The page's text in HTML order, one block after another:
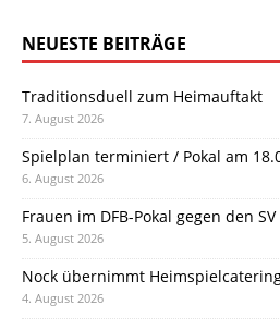
NEUESTE BEITRÄGE
Traditionsduell zum Heimauftakt
7. August 2026
Spielplan terminiert / Pokal am
6. August 2026
Frauen im DFB-Pokal gegen den
5. August 2026
Nock übernimmt
4. August 2026